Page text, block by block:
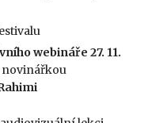
webináře 27. 11.
novinářkou